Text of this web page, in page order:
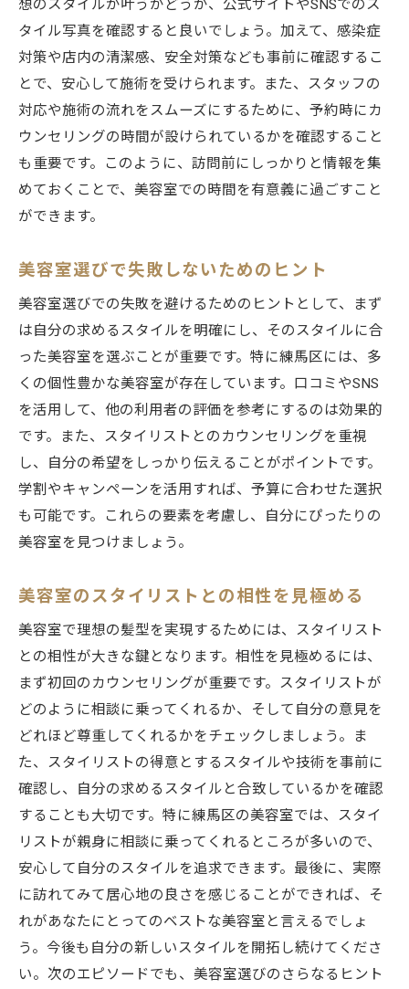
想のスタイルが叶うかどうか、公式サイトやSNSでのス
タイル写真を確認すると良いでしょう。加えて、感染症
対策や店内の清潔感、安全対策なども事前に確認するこ
とで、安心して施術を受けられます。また、スタッフの
対応や施術の流れをスムーズにするために、予約時にカ
ウンセリングの時間が設けられているかを確認すること
も重要です。このように、訪問前にしっかりと情報を集
めておくことで、美容室での時間を有意義に過ごすこと
ができます。
美容室選びで失敗しないためのヒント
美容室選びでの失敗を避けるためのヒントとして、まず
は自分の求めるスタイルを明確にし、そのスタイルに合
った美容室を選ぶことが重要です。特に練馬区には、多
くの個性豊かな美容室が存在しています。口コミやSNS
を活用して、他の利用者の評価を参考にするのは効果的
です。また、スタイリストとのカウンセリングを重視
し、自分の希望をしっかり伝えることがポイントです。
学割やキャンペーンを活用すれば、予算に合わせた選択
も可能です。これらの要素を考慮し、自分にぴったりの
美容室を見つけましょう。
美容室のスタイリストとの相性を見極める
美容室で理想の髪型を実現するためには、スタイリスト
との相性が大きな鍵となります。相性を見極めるには、
まず初回のカウンセリングが重要です。スタイリストが
どのように相談に乗ってくれるか、そして自分の意見を
どれほど尊重してくれるかをチェックしましょう。ま
た、スタイリストの得意とするスタイルや技術を事前に
確認し、自分の求めるスタイルと合致しているかを確認
することも大切です。特に練馬区の美容室では、スタイ
リストが親身に相談に乗ってくれるところが多いので、
安心して自分のスタイルを追求できます。最後に、実際
に訪れてみて居心地の良さを感じることができれば、そ
れがあなたにとってのベストな美容室と言えるでしょ
う。今後も自分の新しいスタイルを開拓し続けてくださ
い。次のエピソードでも、美容室選びのさらなるヒント